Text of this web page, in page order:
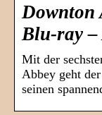
Downton
Blu-ray –
Mit der
Abbey geht
seinen